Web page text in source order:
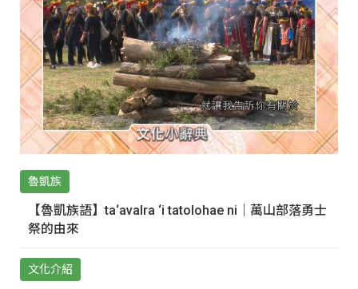
魯凱族
【魯凱族語】ta‘avalra ‘i tatolohae ni｜萬山部落勇士
祭的由來
文化介紹